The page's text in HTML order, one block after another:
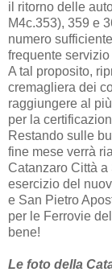
il ritorno delle
M4c.353), 359 e
numero
frequente
A tal proposito,
cremagliera dei
raggiungere al
per la
Restando sulle
fine mese verrà
Catanzaro Città
esercizio del
e San Pietro
per le Ferrovie
bene!
Le foto della